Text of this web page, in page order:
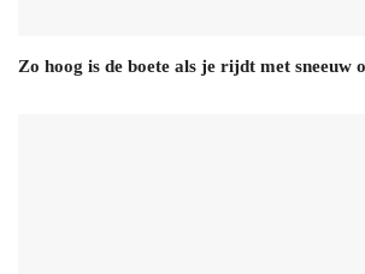
Zo hoog is de boete als je rijdt met sneeuw